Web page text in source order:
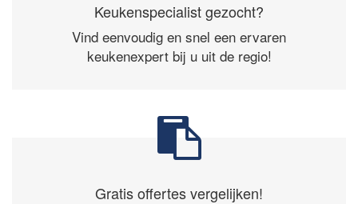
Keukenspecialist gezocht?
Vind eenvoudig en snel een ervaren
keukenexpert bij u uit de regio!
Gratis offertes vergelijken!